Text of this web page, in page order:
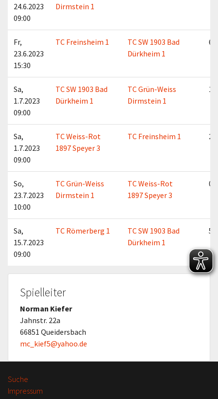
24.6.2023
09:00
Dirmstein 1
Fr,
23.6.2023
15:30
TC Freinsheim 1
TC SW 1903 Bad
Dürkheim 1
6:0
Sa,
1.7.2023
09:00
TC SW 1903 Bad
Dürkheim 1
TC Grün-Weiss
Dirmstein 1
1:5
Sa,
1.7.2023
09:00
TC Weiss-Rot
1897 Speyer 3
TC Freinsheim 1 2:4
So,
23.7.2023
10:00
TC Grün-Weiss
Dirmstein 1
TC Weiss-Rot
1897 Speyer 3
0:6
Sa,
15.7.2023
09:00
TC Römerberg 1
TC SW 1903 Bad
Dürkheim 1
5:1
Spielleiter
Norman Kiefer
Jahnstr. 22a
66851 Queidersbach
mc_kief5@yahoo.de
Suche
Impressum